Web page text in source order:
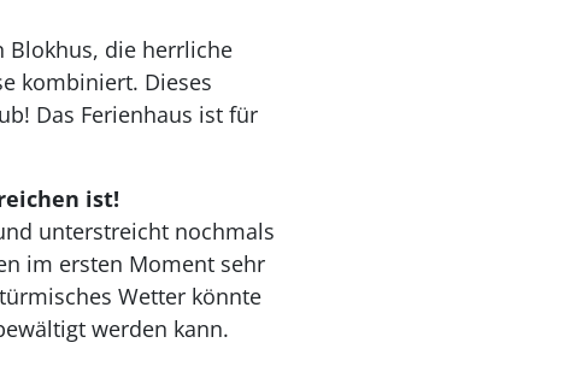
Blokhus, die herrliche
kombiniert. Dieses
Das Ferienhaus ist für
ist!
unterstreicht nochmals
Wetter könnte
werden kann.